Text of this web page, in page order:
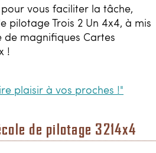
pour vous faciliter la tâche,
pilotage Trois 2 Un 4x4, à mis
de magnifiques Cartes
!
plaisir à vos proches !"
de pilotage 3214x4